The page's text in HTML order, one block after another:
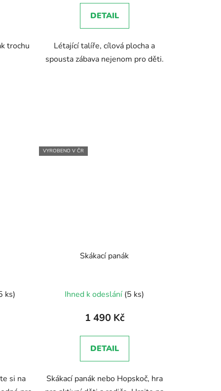
trochu
5,0
z
hvězdiček.
DETAIL
Létající talíře, cílová plocha a
spousta zábava nejenom pro děti.
ks)
si na
VYROBENO V ČR
Skákací panák
hodnocení
produktu
5,0
z
hvězdiček.
Ihned k odeslání (5 ks)
1 490 Kč
DETAIL
Skákací panák nebo Hopskoč, hra